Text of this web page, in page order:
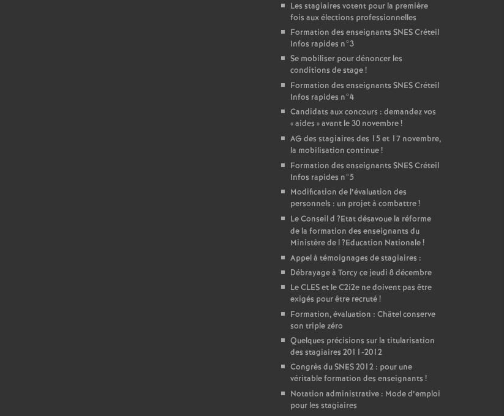
Les stagiaires votent pour la première
fois aux élections professionnelles
Formation des enseignants SNESCréteil
Infos rapides n°3
Se mobiliser pour dénoncer les
conditions de stage!
Formation des enseignants SNESCréteil
Infos rapides n°4
Candidats aux concours : demandez vos
«aides » avant le 30 novembre!
AG des stagiaires des 15 et 17 novembre,
la mobilisation continue!
Formation des enseignants SNESCréteil
Infos rapides n°5
Modification de l’évaluation des
personnels : un projet à combattre!
Le Conseil d ?Etat désavoue la réforme
de la formation des enseignants du
Ministère de l?Education Nationale!
Appel à témoignages de stagiaires :
Débrayage à Torcy ce jeudi 8 décembre
LeCLESet le C2i2e ne doivent pas être
exigés pour être recruté!
Formation, évaluation : Châtel conserve
son triple zéro
Quelques précisions sur la titularisation
des stagiaires 2011-2012
Congrès duSNES2012 : pour une
véritable formation des enseignants !
Notation administrative : Mode d’emploi
pour les stagiaires